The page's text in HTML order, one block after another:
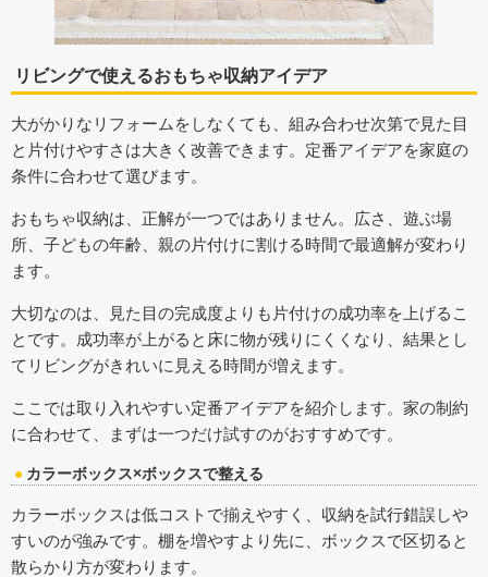
リビングで使えるおもちゃ収納アイデア
大がかりなリフォームをしなくても、組み合わせ次第で見た目
と片付けやすさは大きく改善できます。定番アイデアを家庭の
条件に合わせて選びます。
おもちゃ収納は、正解が一つではありません。広さ、遊ぶ場
所、子どもの年齢、親の片付けに割ける時間で最適解が変わり
ます。
大切なのは、見た目の完成度よりも片付けの成功率を上げるこ
とです。成功率が上がると床に物が残りにくくなり、結果とし
てリビングがきれいに見える時間が増えます。
ここでは取り入れやすい定番アイデアを紹介します。家の制約
に合わせて、まずは一つだけ試すのがおすすめです。
カラーボックス×ボックスで整える
カラーボックスは低コストで揃えやすく、収納を試行錯誤しや
すいのが強みです。棚を増やすより先に、ボックスで区切ると
散らかり方が変わります。